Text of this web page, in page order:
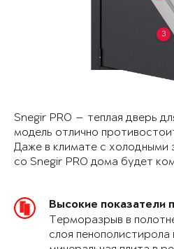
3
Snegir PRO — теплая дверь
модель отлично
Даже в климате с
со Snegir PRO дома будет
Высокие показатели
Терморазрыв в
слоя пенополистирола